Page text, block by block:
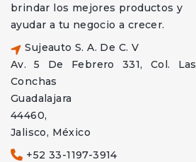
brindar los mejores productos y
ayudar a tu negocio a crecer.
Sujeauto S. A. De C. V
Av. 5 De Febrero 331, Col. Las
Conchas
Guadalajara
44460,
Jalisco, México
+52 33-1197-3914